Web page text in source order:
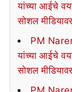
यांच्या आईचे
सोशल
PM
यांच्या आईचे
सोशल